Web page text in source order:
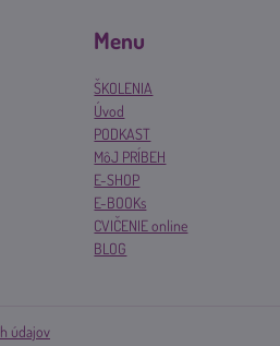
Menu
ŠKOLENIA
Úvod
PODKAST
MôJ PRÍBEH
E-SHOP
E-BOOKs
CVIČENIE online
BLOG
údajov